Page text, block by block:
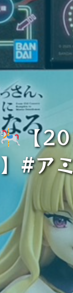
【
】#ア